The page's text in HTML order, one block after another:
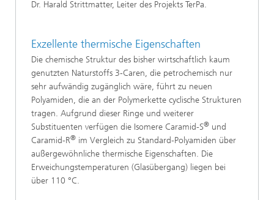
Dr. Harald Strittmatter, Leiter des Projekts TerPa.
Exzellente thermische Eigenschaften
Die chemische Struktur des bisher wirtschaftlich kaum
genutzten Naturstoffs 3-Caren, die petrochemisch nur
sehr aufwändig zugänglich wäre, führt zu neuen
Polyamiden, die an der Polymerkette cyclische Strukturen
tragen. Aufgrund dieser Ringe und weiterer
Substituenten verfügen die Isomere Caramid-S® und
Caramid-R® im Vergleich zu Standard-Polyamiden über
außergewöhnliche thermische Eigenschaften. Die
Erweichungstemperaturen (Glasübergang) liegen bei
über 110 °C.